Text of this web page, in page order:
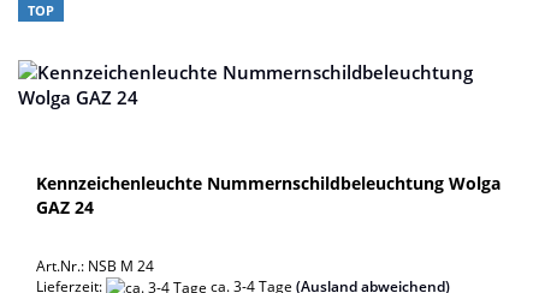
TOP
Kennzeichenleuchte Nummernschildbeleuchtung Wolga
GAZ 24
Art.Nr.: NSB M 24
Lieferzeit:
ca. 3-4 Tage (Ausland abweichend)